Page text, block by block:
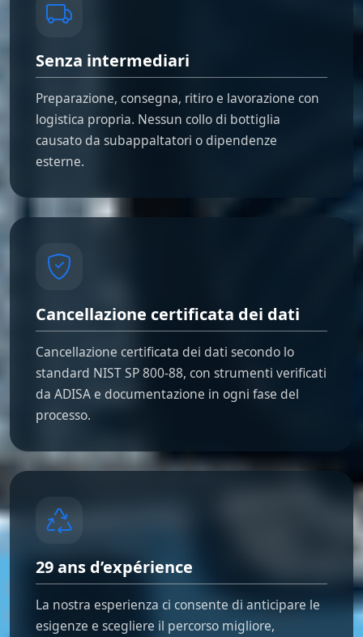
Senza intermediari
Preparazione, consegna, ritiro e lavorazione con
logistica propria. Nessun collo di bottiglia
causato da subappaltatori o dipendenze
esterne.
Cancellazione certificata dei dati
Cancellazione certificata dei dati secondo lo
standard NIST SP 800-88, con strumenti verificati
da ADISA e documentazione in ogni fase del
processo.
29 ans d’expérience
La nostra esperienza ci consente di anticipare le
esigenze e scegliere il percorso migliore,